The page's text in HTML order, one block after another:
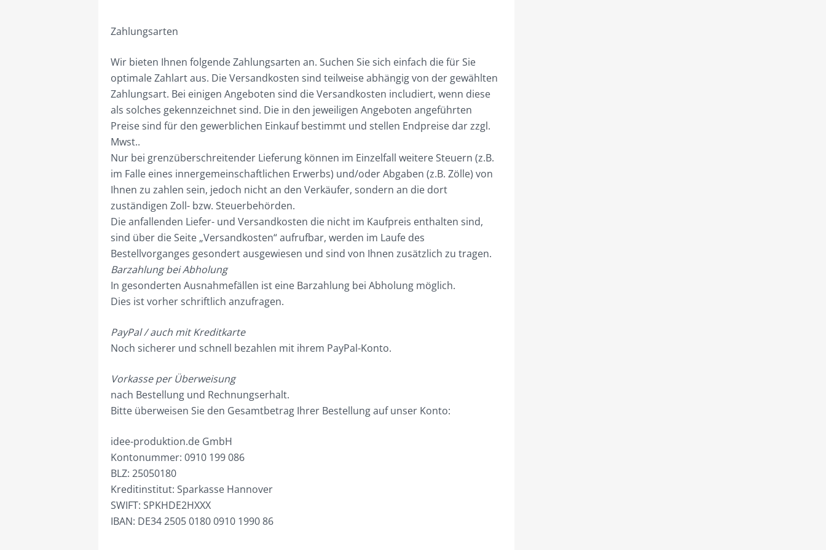
Zahlungsarten
Wir bieten Ihnen folgende Zahlungsarten an. Suchen Sie sich einfach die für Sie
optimale Zahlart aus. Die Versandkosten sind teilweise abhängig von der gewählten
Zahlungsart. Bei einigen Angeboten sind die Versandkosten includiert, wenn diese
als solches gekennzeichnet sind. Die in den jeweiligen Angeboten angeführten
Preise sind für den gewerblichen Einkauf bestimmt und stellen Endpreise dar zzgl.
Mwst..
Nur bei grenzüberschreitender Lieferung können im Einzelfall weitere Steuern (z.B.
im Falle eines innergemeinschaftlichen Erwerbs) und/oder Abgaben (z.B. Zölle) von
Ihnen zu zahlen sein, jedoch nicht an den Verkäufer, sondern an die dort
zuständigen Zoll- bzw. Steuerbehörden.
Die anfallenden Liefer- und Versandkosten die nicht im Kaufpreis enthalten sind,
sind über die Seite „Versandkosten“ aufrufbar, werden im Laufe des
Bestellvorganges gesondert ausgewiesen und sind von Ihnen zusätzlich zu tragen.
Barzahlung bei Abholung
In gesonderten Ausnahmefällen ist eine Barzahlung bei Abholung möglich.
Dies ist vorher schriftlich anzufragen.
PayPal / auch mit Kreditkarte
Noch sicherer und schnell bezahlen mit ihrem PayPal-Konto.
Vorkasse per Überweisung
nach Bestellung und Rechnungserhalt.
Bitte überweisen Sie den Gesamtbetrag Ihrer Bestellung auf unser Konto:
idee-produktion.de GmbH
Kontonummer: 0910 199 086
BLZ: 25050180
Kreditinstitut: Sparkasse Hannover
SWIFT: SPKHDE2HXXX
IBAN: DE34 2505 0180 0910 1990 86